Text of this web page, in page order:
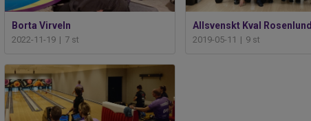
Borta Virveln
2022-11-19 | 7 st
Allsvenskt Kval Rosenlund
2019-05-11 | 9 st